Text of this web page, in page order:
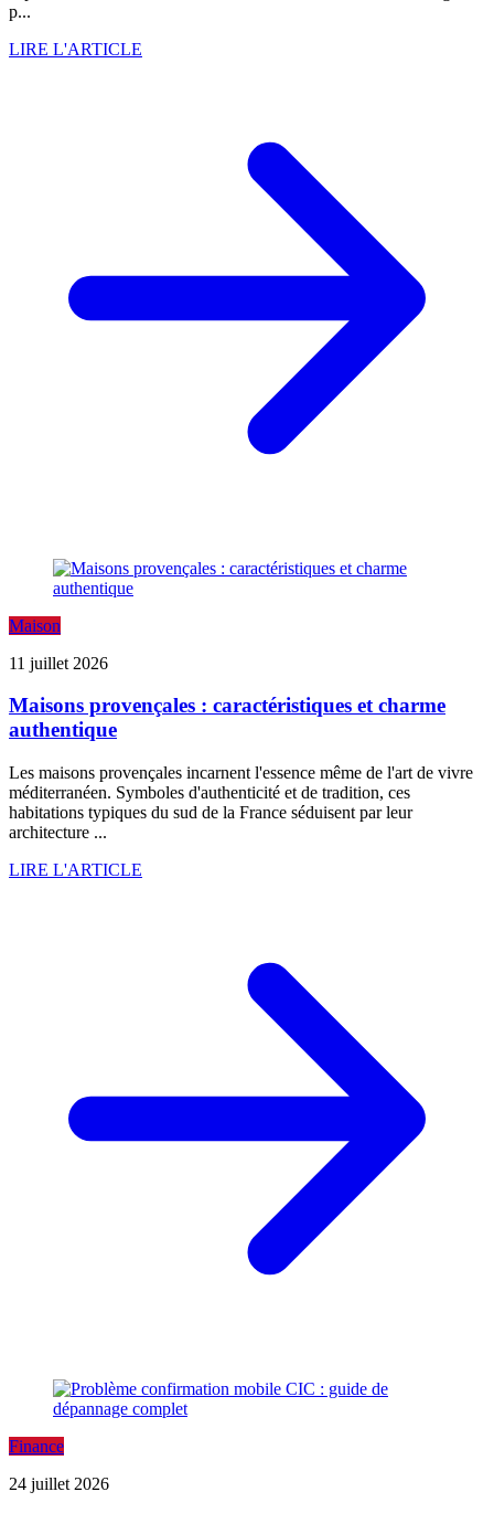
p...
LIRE L'ARTICLE
Maison
11 juillet 2026
Maisons provençales : caractéristiques et charme
authentique
Les maisons provençales incarnent l'essence même de l'art de vivre
méditerranéen. Symboles d'authenticité et de tradition, ces
habitations typiques du sud de la France séduisent par leur
architecture ...
LIRE L'ARTICLE
Finance
24 juillet 2026